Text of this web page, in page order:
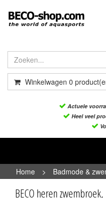
Winkelwagen 0
Actuele
Heel veel
Home
> Badmode &
BECO heren zwembroek,
BECO heren